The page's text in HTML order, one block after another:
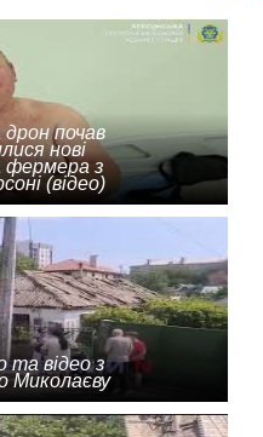
почав
нові
фермера з
(відео)
та відео з
Миколаєву